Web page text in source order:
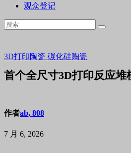
观众登记
3D打印陶瓷 碳化硅陶瓷
首个全尺寸3D打印反应堆
作者ab, 808
7 月 6, 2026